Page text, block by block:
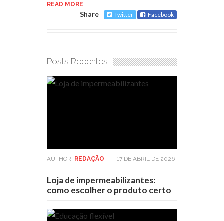
READ MORE
Share Twitter Facebook
Posts Recentes
AUTHOR: REDAÇÃO - 17 DE ABRIL DE 2026
Loja de impermeabilizantes:
como escolher o produto certo